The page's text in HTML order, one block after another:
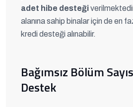
adet hibe desteği
alanına sahip binalar için de en
kredi desteği alınabilir.
Bağımsız Bölüm
Destek